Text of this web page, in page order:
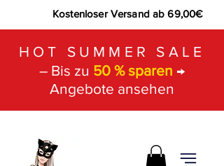
Kostenloser Versand ab 69,00€
HOT SUMMER SALE
– Bis zu 50 % sparen →
Angebote ansehen